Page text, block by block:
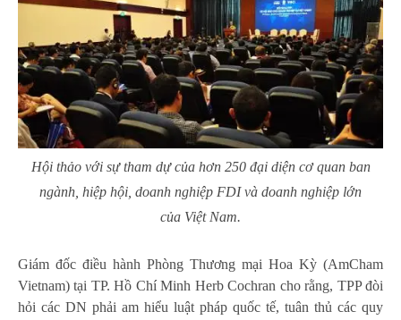
Hội thảo với sự tham dự của hơn 250 đại diện cơ quan ban
ngành, hiệp hội, doanh nghiệp FDI và doanh nghiệp lớn
của Việt Nam.
Giám đốc điều hành Phòng Thương mại Hoa Kỳ (AmCham
Vietnam) tại TP. Hồ Chí Minh Herb Cochran cho rằng, TPP đòi
hỏi các DN phải am hiểu luật pháp quốc tế, tuân thủ các quy